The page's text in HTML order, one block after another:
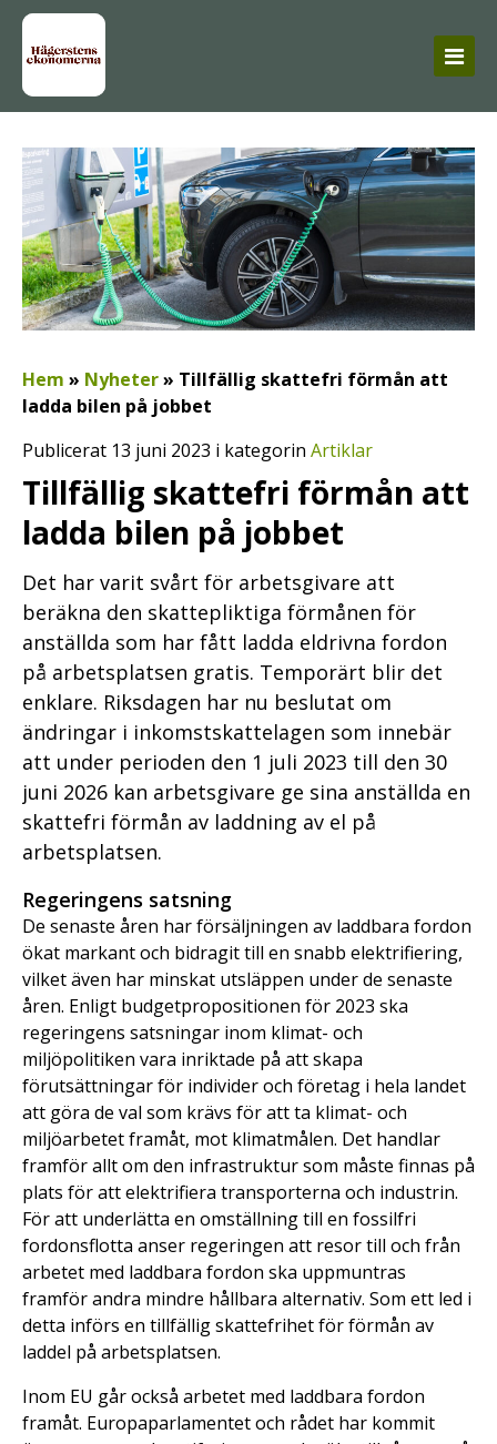
Hem » Nyheter» Tillfällig skattefri förmån att
ladda bilen på jobbet
Publicerat 13 juni 2023 i kategorin Artiklar
Tillfällig skattefri förmån att
ladda bilen på jobbet
Det har varit svårt för arbetsgivare att
beräkna den skattepliktiga förmånen för
anställda som har fått ladda eldrivna fordon
på arbetsplatsen gratis. Temporärt blir det
enklare. Riksdagen har nu beslutat om
ändringar i inkomstskattelagen som innebär
att under perioden den 1 juli 2023 till den 30
juni 2026 kan arbetsgivare ge sina anställda en
skattefri förmån av laddning av el på
arbetsplatsen.
Regeringens satsning
De senaste åren har försäljningen av laddbara fordon
ökat markant och bidragit till en snabb elektrifiering,
vilket även har minskat utsläppen under de senaste
åren. Enligt budgetpropositionen för 2023 ska
regeringens satsningar inom klimat- och
miljöpolitiken vara inriktade på att skapa
förutsättningar för individer och företag i hela landet
att göra de val som krävs för att ta klimat- och
miljöarbetet framåt, mot klimatmålen. Det handlar
framför allt om den infrastruktur som måste finnas på
plats för att elektrifiera transporterna och industrin.
För att underlätta en omställning till en fossilfri
fordonsflotta anser regeringen att resor till och från
arbetet med laddbara fordon ska uppmuntras
framför andra mindre hållbara alternativ. Som ett led i
detta införs en tillfällig skattefrihet för förmån av
laddel på arbetsplatsen.
Inom EU går också arbetet med laddbara fordon
framåt. Europaparlamentet och rådet har kommit